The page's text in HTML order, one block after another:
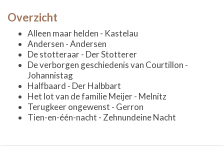
Overzicht
Alleen maar helden - Kastelau
Andersen - Andersen
De stotteraar - Der Stotterer
De verborgen geschiedenis van Courtillon -
Johannistag
Halfbaard - Der Halbbart
Het lot van de familie Meijer - Melnitz
Terugkeer ongewenst - Gerron
Tien-en-één-nacht - Zehnundeine Nacht